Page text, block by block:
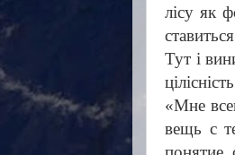
лісу як
Тут і
«Мне
вещь с